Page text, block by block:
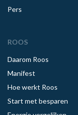
Pers
ROOS
Daarom Roos
Manifest
Hoe werkt Roos
Start met besparen